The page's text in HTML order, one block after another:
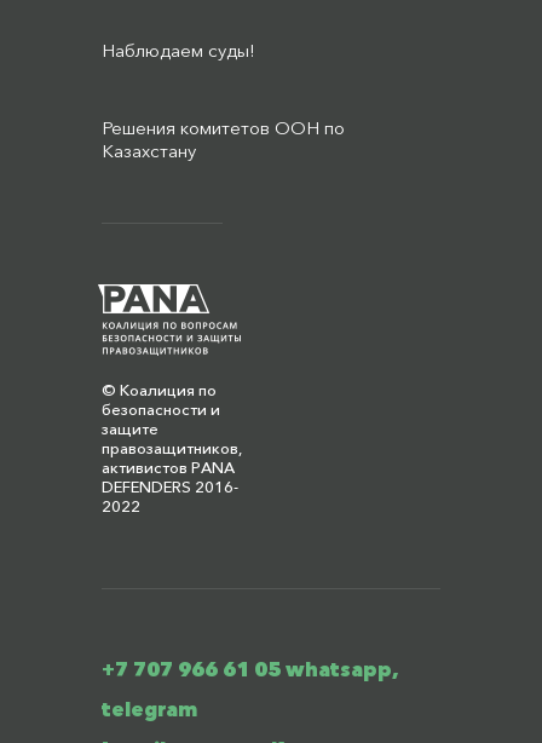
© Коалиция по
безопасности и
защите
правозащитников,
активистов PANA
DEFENDERS 2016-
2022
Наблюдаем суды!
Решения комитетов ООН по
Казахстану
+7 707 966 61 05 whatsapp,
telegram